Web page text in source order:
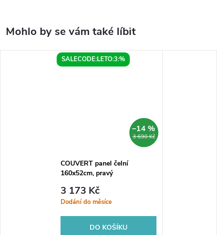
SALECODE:LETO:3:%
3 690 Kč
–14 %
COUVERT panel čelní
160x52cm, pravý
3 173 Kč
Dodání do měsíce
DO KOŠÍKU